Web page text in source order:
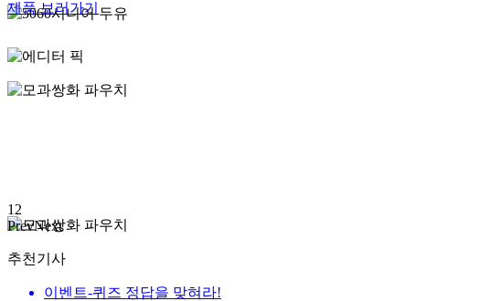
제품 보러가기
1 2
PrevNext
추천기사
이벤트-퀴즈 정답을 맞혀라!